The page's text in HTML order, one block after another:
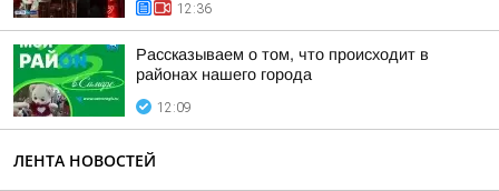
12:36
Рассказываем о том, что происходит в
районах нашего города
12:09
ЛЕНТА НОВОСТЕЙ